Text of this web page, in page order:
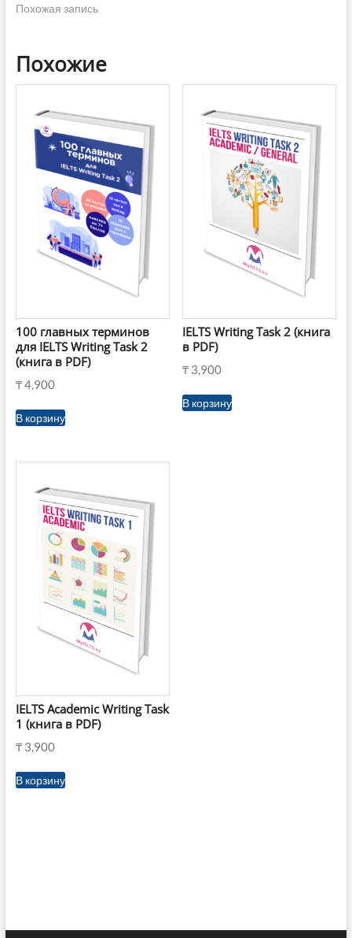
Похожая запись
Похожие
100 главных терминов
для IELTS Writing Task 2
(книга в PDF)
₸4,900
В корзину
IELTS Writing Task 2 (книга
в PDF)
₸ 3,900
В корзину
IELTS Academic Writing Task
1 (книга в PDF)
₸3,900
В корзину